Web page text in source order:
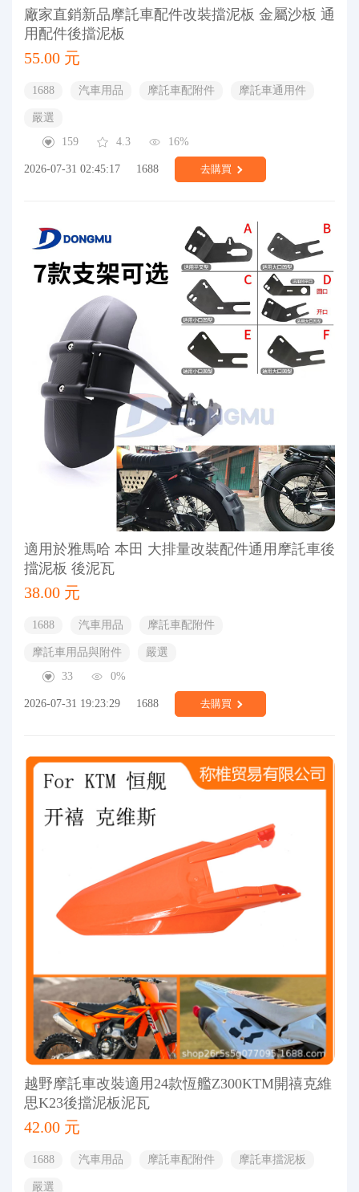
廠家直銷新品摩託車配件改裝擋泥板 金屬沙板 通
用配件後擋泥板
55.00 元
1688 汽車用品 摩託車配附件 摩託車通用件
嚴選
159
4.3 16%
2026-07-31 02:45:17 1688 去購買
適用於雅馬哈 本田 大排量改裝配件通用摩託車後
擋泥板 後泥瓦
38.00 元
1688 汽車用品 摩託車配附件
摩託車用品與附件
嚴選
33
0%
2026-07-31 19:23:29 1688 去購買
越野摩託車改裝適用24款恆艦Z300KTM開禧克維
思K23後擋泥板泥瓦
42.00 元
1688 汽車用品 摩託車配附件 摩託車擋泥板
嚴選